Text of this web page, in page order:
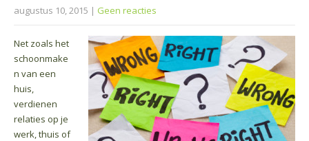
augustus 10, 2015 | Geen reacties
Net zoals het
schoonmake
n van een
huis,
verdienen
relaties op je
werk, thuis of